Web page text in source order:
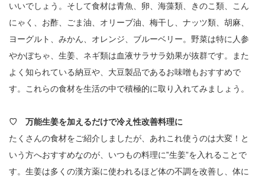
いいでしょう。そして食材は青魚、卵、海藻類、きのこ類、こん
にゃく、お酢、ごま油、オリーブ油、梅干し、ナッツ類、胡麻、
ヨーグルト、みかん、オレンジ、ブルーベリー。野菜は特に人参
やかぼちゃ、生姜、ネギ類は血液サラサラ効果が抜群です。また
よく知られている納豆や、大豆製品であるお味噌もおすすめで
す。これらの食材を生活の中で積極的に取り入れてみましょう。
♡ 万能生姜を加えるだけで冷え性改善料理に
たくさんの食材をご紹介しましたが、あれこれ使うのは大変！と
いう方へおすすめなのが、いつもの料理に‟生姜”を入れることで
す。生姜は多くの漢方薬に使われるほど体の不調を改善し、体に